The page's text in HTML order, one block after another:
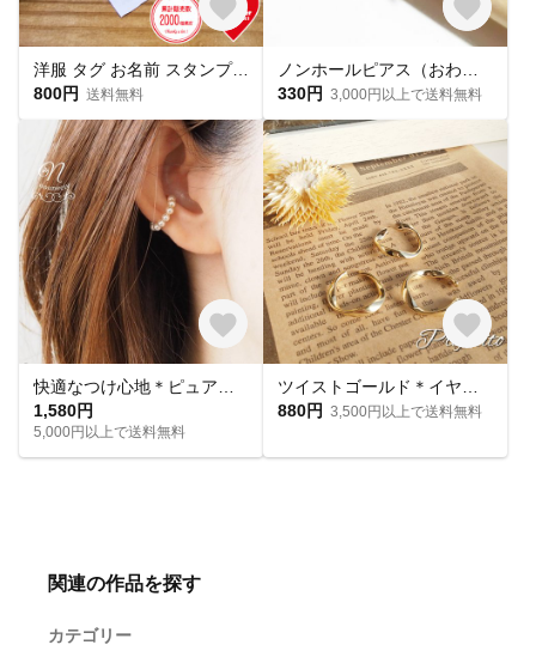
洋服 タグ お名前 スタンプ ♥6000超 はんこ 名入れ デザイン確認ok 普通郵便送料無料
800円 送料無料
330円 3,000円以上で送料無料
1,580円
5,000円以上で送料無料
880円 3,500円以上で送料無料
関連の作品を探す
カテゴリー